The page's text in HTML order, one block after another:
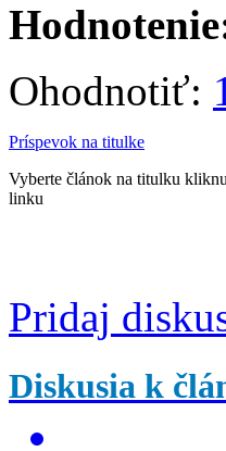
Ohodnotiť:
Príspevok na titulke
Vyberte článok na titulku
linku
Pridaj
Diskusia k